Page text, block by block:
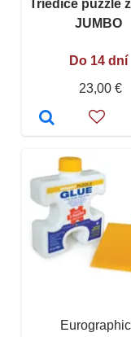
Triediče puzzle
JUMBO
Do 14 dní
23,00 €